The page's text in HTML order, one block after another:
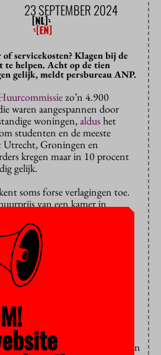
23 SEPTEMBER 2024
servicekosten? Klagen bij de
helpen. Acht op de tien
gelijk, meldt persbureau ANP.
zo’n 4.900
waren aangespannen door
woningen,aldushet
studenten en de meeste
Utrecht, Groningen en
kregen maar in 10 procent
gelijk.
soms forse verlagingen toe.
van een kamer in
ruim 600 euro naar bijna 250
de meeste uitspraken gingen
Een huurder van een
kreeg over 2021 een
dan 1.250 euro. De
afgelopen juni dat dit 340
Studentenvakbond zijn veel
de Huurcommissie in te
vaak eentijdelijk huurcontract
en